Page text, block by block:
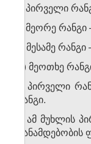
ა) პირველი
ბ) მეორე
გ) მესამე
დ) მეოთხე
2. პირველი
რანგი.
3. ამ მუხლის
თანამდებობის